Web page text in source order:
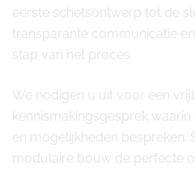
eerste schetsontwerp tot de
transparante communicatie
stap van het proces.
We nodigen u uit voor een
kennismakingsgesprek
en mogelijkheden bespreken.
modulaire bouw de perfecte